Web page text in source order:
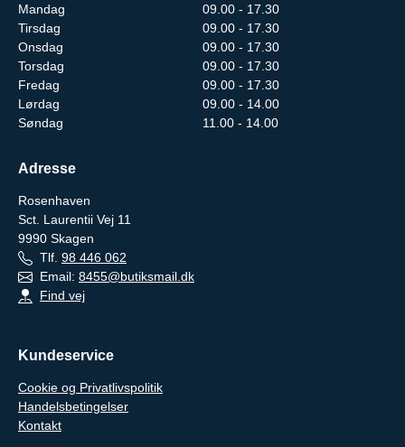
Mandag
09.00 - 17.30
Tirsdag
09.00 - 17.30
Onsdag
09.00 - 17.30
Torsdag
09.00 - 17.30
Fredag
09.00 - 17.30
Lørdag
09.00 - 14.00
Søndag
11.00 - 14.00
Adresse
Rosenhaven
Sct. Laurentii Vej 11
9990 Skagen
Tlf. 98 446 062
Email: 8455@butiksmail.dk
Find vej
Kundeservice
Cookie og Privatlivspolitik
Handelsbetingelser
Kontakt